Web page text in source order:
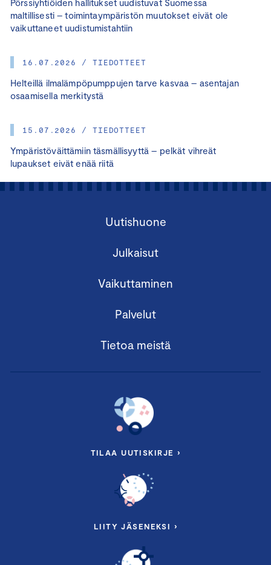
Pörssiyhtiöiden hallitukset uudistuvat Suomessa
maltillisesti – toimintaympäristön muutokset eivät ole
vaikuttaneet uudistumistahtiin
16.07.2026 / TIEDOTTEET
Helteillä ilmalämpöpumppujen tarve kasvaa – asentajan
osaamisella merkitystä
15.07.2026 / TIEDOTTEET
Ympäristöväittämiin täsmällisyyttä – pelkät vihreät
lupaukset eivät enää riitä
Uutishuone
Julkaisut
Vaikuttaminen
Palvelut
Tietoa meistä
TILAA UUTISKIRJE ›
LIITY JÄSENEKSI ›